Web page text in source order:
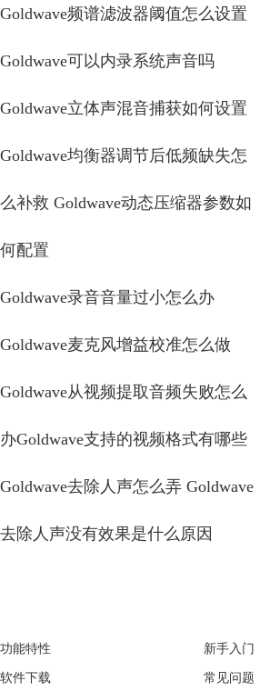
Goldwave频谱滤波器阈值怎么设置
Goldwave可以内录系统声音吗
Goldwave立体声混音捕获如何设置
Goldwave均衡器调节后低频缺失怎
么补救 Goldwave动态压缩器参数如
何配置
Goldwave录音音量过小怎么办
Goldwave麦克风增益校准怎么做
Goldwave从视频提取音频失败怎么
办Goldwave支持的视频格式有哪些
Goldwave去除人声怎么弄 Goldwave
去除人声没有效果是什么原因
功能特性
软件下载
新手入门
常见问题